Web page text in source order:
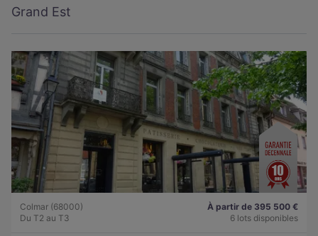
Grand Est
Colmar (68000)
Du T2 au T3
À partir de 395 500 €
6 lots disponibles